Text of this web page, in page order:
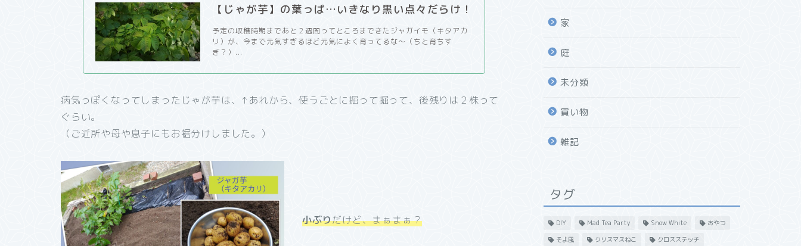
【じゃが芋】の葉っぱ…いきなり黒い点々だらけ！
予定の収穫時期まであと２週間ってところまできたジャガイモ（キタアカ
リ）が、今まで元気すぎるほど元気によく育ってるな～（ちと育ちす
ぎ？）...
病気っぽくなってしまったじゃが芋は、↑あれから、使うごとに掘って掘って、後残りは２株って
ぐらい。
（ご近所や母や息子にもお裾分けしました。）
小ぶりだけど、まぁまぁ？
家
庭
未分類
買い物
雑記
タグ
DIY Mad Tea Party Snow White
おやつ
そよ風
クリスマスねこ
クロスステッチ